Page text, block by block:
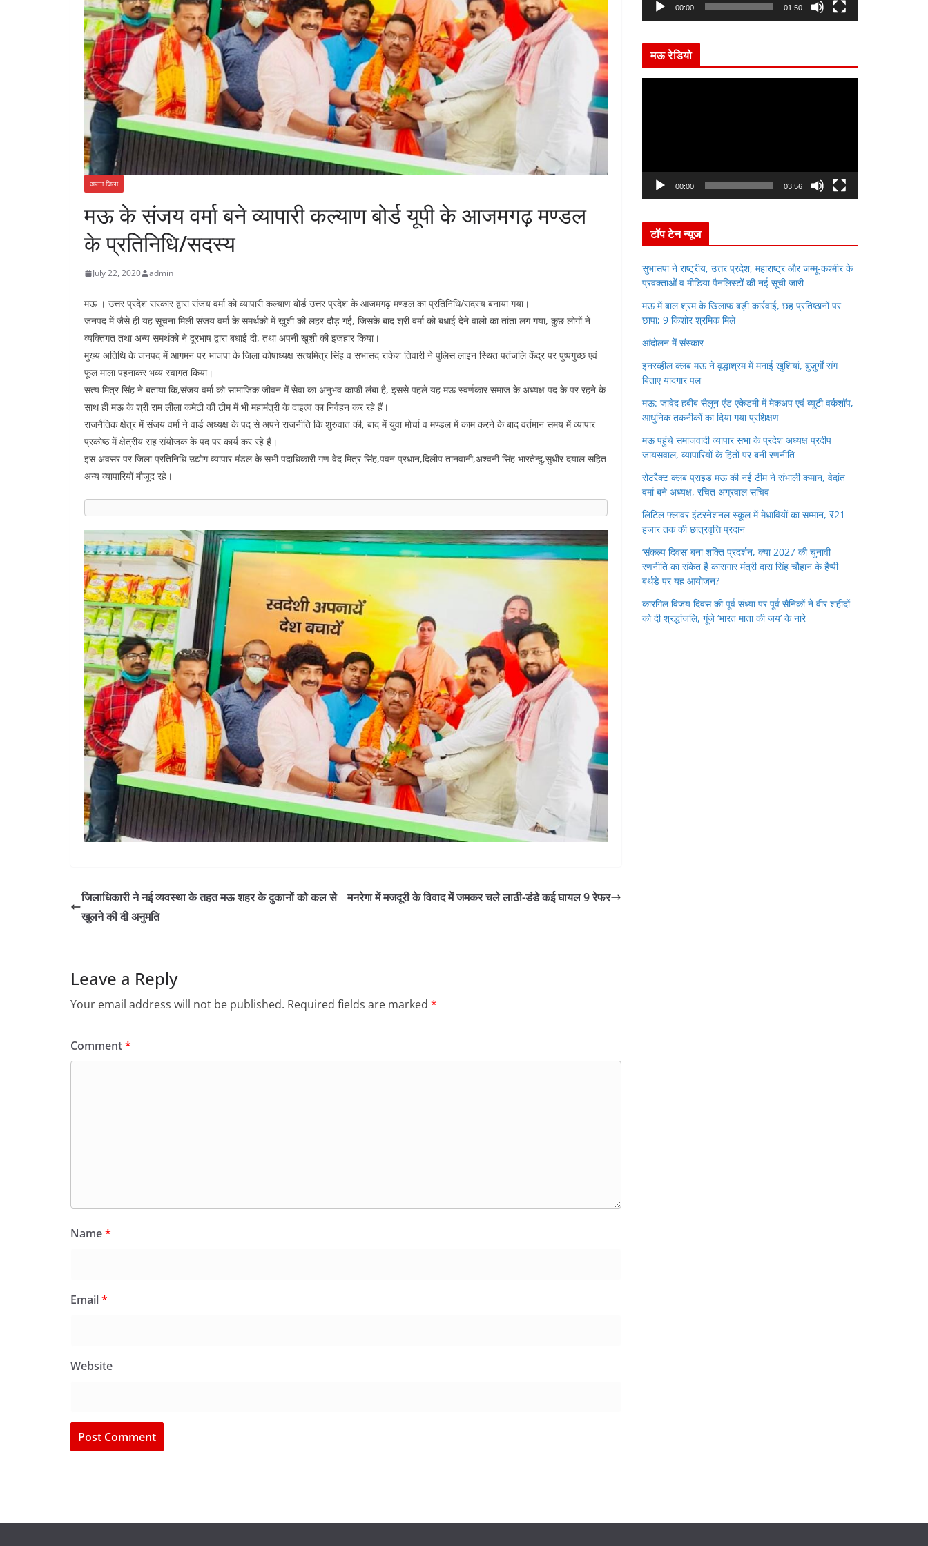
अपना जिला
मऊ के संजय वर्मा बने व्यापारी कल्याण बोर्ड यूपी के आजमगढ़ मण्डल
के प्रतिनिधि/सदस्य
July 22, 2020 admin
मऊ । उत्तर प्रदेश सरकार द्वारा संजय वर्मा को व्यापारी कल्याण बोर्ड उत्तर प्रदेश के आजमगढ़ मण्डल का प्रतिनिधि/सदस्य बनाया गया।
जनपद में जैसे ही यह सूचना मिली संजय वर्मा के समर्थको में खुशी की लहर दौड़ गई, जिसके बाद श्री वर्मा को बधाई देने वालो का तांता लग गया, कुछ लोगों ने
व्यक्तिगत तथा अन्य समर्थको ने दूरभाष द्वारा बधाई दी, तथा अपनी खुशी की इजहार किया।
मुख्य अतिथि के जनपद में आगमन पर भाजपा के जिला कोषाध्यक्ष सत्यमित्र सिंह व सभासद राकेश तिवारी ने पुलिस लाइन स्थित पतंजलि केंद्र पर पुष्पगुच्छ एवं
फूल माला पहनाकर भव्य स्वागत किया।
सत्य मित्र सिंह ने बताया कि,संजय वर्मा को सामाजिक जीवन में सेवा का अनुभव काफी लंबा है, इससे पहले यह मऊ स्वर्णकार समाज के अध्यक्ष पद के पर रहने के
साथ ही मऊ के श्री राम लीला कमेटी की टीम में भी महामंत्री के दाइत्व का निर्वहन कर रहे हैं।
राजनैतिक क्षेत्र में संजय वर्मा ने वार्ड अध्यक्ष के पद से अपने राजनीति कि शुरुवात की, बाद में युवा मोर्चा व मण्डल में काम करने के बाद वर्तमान समय में व्यापार
प्रकोष्ठ में क्षेत्रीय सह संयोजक के पद पर कार्य कर रहे हैं।
इस अवसर पर जिला प्रतिनिधि उद्योग व्यापार मंडल के सभी पदाधिकारी गण वेद मित्र सिंह,पवन प्रधान,दिलीप तानवानी,अश्वनी सिंह भारतेन्दु,सुधीर दयाल सहित
अन्य व्यापारियों मौजूद रहे।
जिलाधिकारी ने नई व्यवस्था के तहत मऊ शहर के दुकानों को कल से
खुलने की दी अनुमति
मनरेगा में मजदूरी के विवाद में जमकर चले लाठी-डंडे कई घायल 9 रेफर
Leave a Reply
Your email address will not be published. Required fields are marked *
Comment*
Name*
Email*
Website
y
r
00:00 01:50
मऊ रेडियो
P
y
00:00 03:56
टॉप टेन न्यूज
सुभासपा ने राष्ट्रीय, उत्तर प्रदेश, महाराष्ट्र और जम्मू-कश्मीर के
प्रवक्ताओं व मीडिया पैनलिस्टों की नई सूची जारी
मऊ में बाल श्रम के खिलाफ बड़ी कार्रवाई, छह प्रतिष्ठानों पर
छापा; 9 किशोर श्रमिक मिले
आंदोलन में संस्कार
इनरव्हील क्लब मऊ ने वृद्धाश्रम में मनाई खुशियां, बुजुर्गों संग
बिताए यादगार पल
मऊ: जावेद हबीब सैलून एंड एकेडमी में मेकअप एवं ब्यूटी वर्कशॉप,
आधुनिक तकनीकों का दिया गया प्रशिक्षण
मऊ पहुंचे समाजवादी व्यापार सभा के प्रदेश अध्यक्ष प्रदीप
जायसवाल, व्यापारियों के हितों पर बनी रणनीति
रोटरैक्ट क्लब प्राइड मऊ की नई टीम ने संभाली कमान, वेदांत
वर्मा बने अध्यक्ष, रचित अग्रवाल सचिव
लिटिल फ्लावर इंटरनेशनल स्कूल में मेधावियों का सम्मान, ₹21
हजार तक की छात्रवृत्ति प्रदान
‘संकल्प दिवस’ बना शक्ति प्रदर्शन, क्या 2027 की चुनावी
रणनीति का संकेत है कारागार मंत्री दारा सिंह चौहान के हैप्पी
बर्थडे पर यह आयोजन?
कारगिल विजय दिवस की पूर्व संध्या पर पूर्व सैनिकों ने वीर शहीदों
को दी श्रद्धांजलि, गूंजे ‘भारत माता की जय’ के नारे